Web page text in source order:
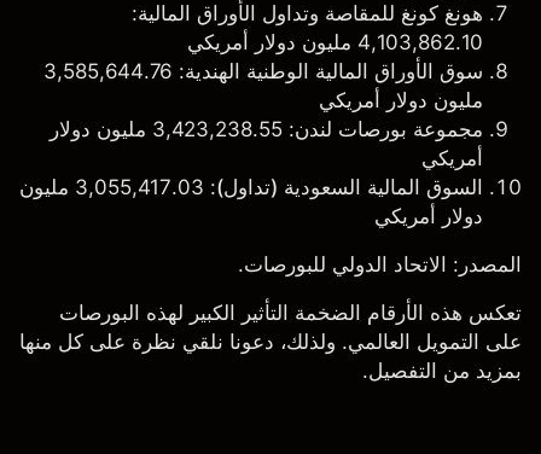
هونغ كونغ للمقاصة وتداول الأوراق المالية:
4,103,862.10 مليون دولار أمريكي
سوق الأوراق المالية الوطنية الهندية : 3,585,644.76
مليون دولار أمريكي
مجموعة بورصات لندن
: 3,423,238.55 مليون دولار
أمريكي
السوق المالية السعودية (تداول)
: 3,055,417.03 مليون
دولار أمريكي
المصدر:
الاتحاد الدولي للبورصات.
تعكس هذه الأرقام الضخمة التأثير الكبير لهذه البورصات
على التمويل العالمي. ولذلك، دعونا نلقي نظرة على كل منها
بمزيد من التفصيل.